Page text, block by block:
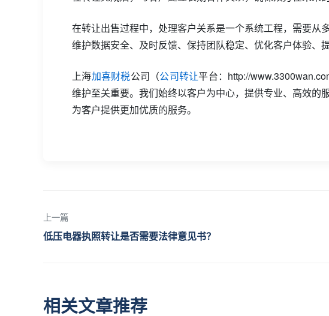
在转让出售过程中，处理客户关系是一个系统工程，需要从
维护数据安全、及时反馈、保持团队稳定、优化客户体验、
上海加喜财税公司（公司转让平台：http://
维护至关重要。我们始终以客户为中心，提供专业、高效的
为客户提供更加优质的服务。
上一篇
低压电器执照转让是否需要法律意见书？
相关文章推荐